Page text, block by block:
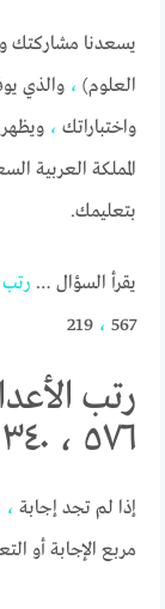
يسعدنا مشاركتك
العلوم) ، والذي
واختباراتك ،
المملكة العربية
بتعليمك.
يقرأ السؤال … رتب
567 ، 219
رتب
٥٧٦ ، ٣٤٠ ، ٣٩٥ ، ٥٦٧ ، ٢١٩
إذا لم تجد إجابة ،
مربع الإجابة أو